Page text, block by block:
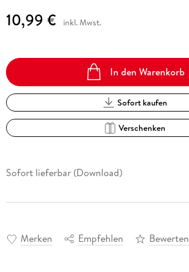
10,99 € inkl. Mwst.
In den Warenkorb
Sofort kaufen
Verschenken
Sofort lieferbar (Download)
Merken Empfehlen Bewerten